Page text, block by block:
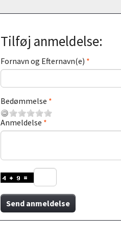
Tilføj anmeldelse:
Fornavn og Efternavn(e)
Bedømmelse
Anmeldelse
Send anmeldelse